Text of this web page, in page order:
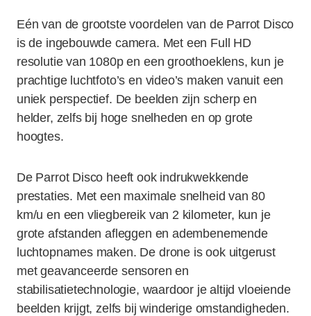
Eén van de grootste voordelen van de Parrot Disco
is de ingebouwde camera. Met een Full HD
resolutie van 1080p en een groothoeklens, kun je
prachtige luchtfoto’s en video’s maken vanuit een
uniek perspectief. De beelden zijn scherp en
helder, zelfs bij hoge snelheden en op grote
hoogtes.
De Parrot Disco heeft ook indrukwekkende
prestaties. Met een maximale snelheid van 80
km/u en een vliegbereik van 2 kilometer, kun je
grote afstanden afleggen en adembenemende
luchtopnames maken. De drone is ook uitgerust
met geavanceerde sensoren en
stabilisatietechnologie, waardoor je altijd vloeiende
beelden krijgt, zelfs bij winderige omstandigheden.